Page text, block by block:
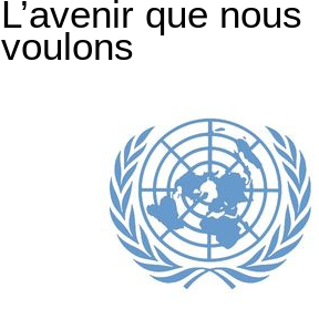
L’avenir que nous
voulons